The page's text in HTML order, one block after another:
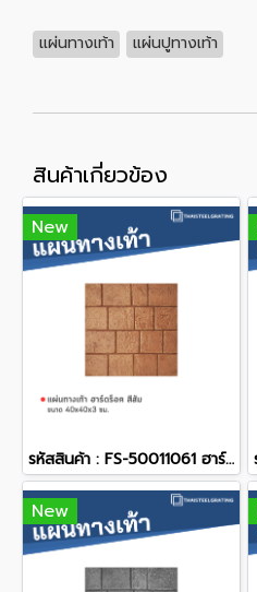
แผ่นทางเท้า แผ่นปูทางเท้า
สินค้าเกี่ยวข้อง
New
รหัสสินค้า : FS-50011061 ฮาร์ดร็อค สีส้ม 40 x 40 x 3 ซม.
New